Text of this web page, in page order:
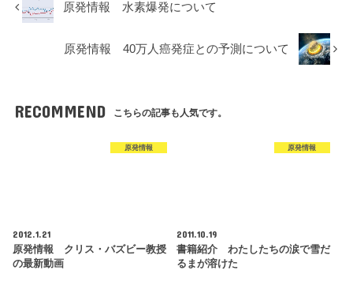
原発情報 水素爆発について
原発情報 40万人癌発症との予測について
RECOMMEND こちらの記事も人気です。
原発情報
2012.1.21
原発情報 クリス・バズビー教授
の最新動画
原発情報
2011.10.19
書籍紹介 わたしたちの涙で雪だ
るまが溶けた